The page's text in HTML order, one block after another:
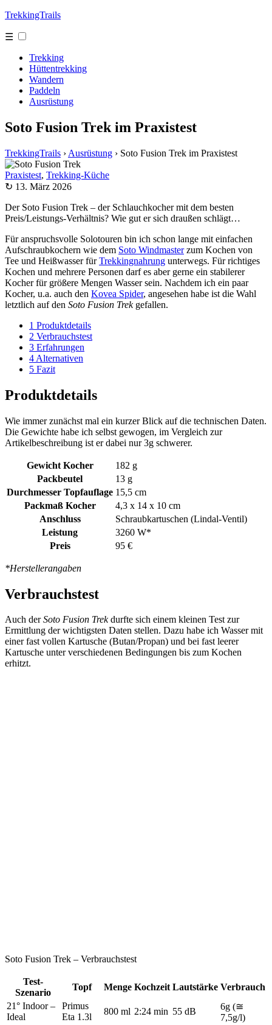
TrekkingTrails
☰
Trekking
Hüttentrekking
Wandern
Paddeln
Ausrüstung
Soto Fusion Trek im Praxistest
TrekkingTrails › Ausrüstung › Soto Fusion Trek im Praxistest
Praxistest, Trekking-Küche
↻ 13. März 2026
Der Soto Fusion Trek – der Schlauchkocher mit dem besten
Preis/Leistungs-Verhältnis? Wie gut er sich draußen schlägt…
Für anspruchsvolle Solotouren bin ich schon lange mit einfachen
Aufschraubkochern wie dem Soto Windmasterzum Kochen von
Tee und Heißwasser fürTrekkingnahrung unterwegs. Für richtiges
Kochen und mehrere Personen darf es aber gerne ein stabilerer
Kocher für größere Mengen Wasser sein. Nachdem ich ein paar
Kocher, u.a. auch den Kovea Spider, angesehen habe ist die Wahl
letztlich auf den Soto Fusion Trekgefallen.
1 Produktdetails
2 Verbrauchstest
3 Erfahrungen
4 Alternativen
5 Fazit
Produktdetails
Wie immer zunächst mal ein kurzer Blick auf die technischen Daten.
Die Gewichte habe ich selbst gewogen, im Vergleich zur
Artikelbeschreibung ist er dabei nur 3g schwerer.
Gewicht Kocher
182 g
Packbeutel
13 g
Durchmesser Topfauflage 15,5 cm
Packmaß Kocher
4,3 x 14 x 10 cm
Anschluss
Schraubkartuschen (Lindal-Ventil)
Leistung
3260 W*
Preis
95 €
*Herstellerangaben
Verbrauchstest
Auch derSoto Fusion Trekdurfte sich einem kleinen Test zur
Ermittlung der wichtigsten Daten stellen. Dazu habe ich Wasser mit
einer fast vollen Kartusche (Butan/Propan) und bei fast leerer
Kartusche unter verschiedenen Bedingungen bis zum Kochen
erhitzt.
Soto Fusion Trek – Verbrauchstest
Test-
Szenario
Topf Menge Kochzeit Lautstärke Verbrauch
21° Indoor –
Ideal
Primus
Eta 1.3l
800 ml 2:24 min 55 dB
6g (≅
7,5g/l)